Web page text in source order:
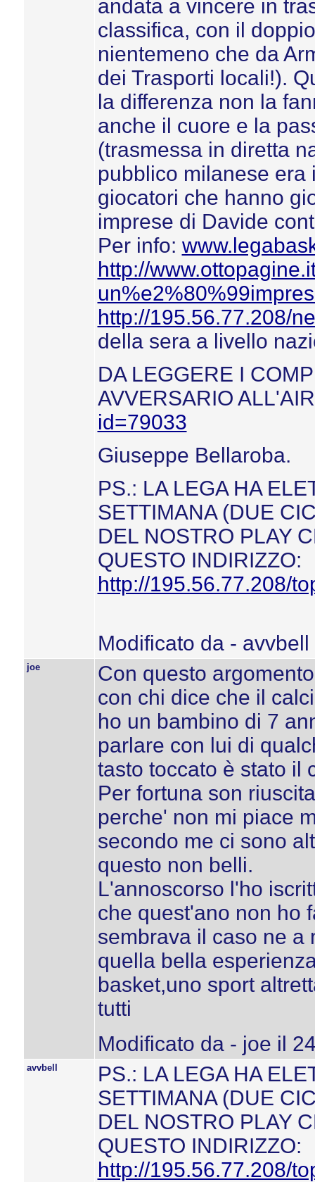
andata a vincere in
classifica, con il
nientemeno che da
dei Trasporti locali!).
la differenza non la
anche il cuore e la
(trasmessa in diretta
pubblico milanese
giocatori che hanno
imprese di Davide
Per info:
http://
http://195.56.77.208/
della sera a livello
DA LEGGERE I
AVVERSARIO
id=79033
Giuseppe Bellaroba.
PS.: LA LEGA HA
SETTIMANA (DUE
DEL NOSTRO PLAY
QUESTO INDIRIZZO:
http://195.56.77.208/
Modificato da -
joe
Con questo
con chi dice che il
ho un bambino di 7
parlare con lui di
tasto toccato è stato il
Per fortuna son
perche' non mi piace
secondo me ci sono
questo non belli.
L'annoscorso l'ho
che quest'ano non ho
sembrava il caso ne a
quella bella
basket,uno sport
tutti
Modificato da - joe il
avvbell
PS.: LA LEGA HA
SETTIMANA (DUE
DEL NOSTRO PLAY
QUESTO INDIRIZZO:
http://195.56.77.208/